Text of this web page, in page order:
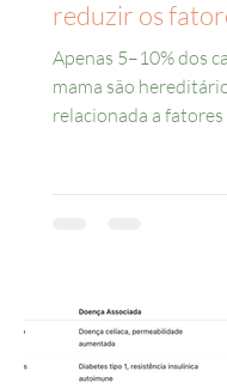
reduzir os
Apenas 5–10% dos
mama são
relacionada a fatores
mulheres entre 50-
tudo que aumenta
que reduz risco em
mais do que dobra